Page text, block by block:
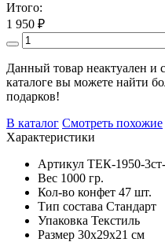
Итого:
1 950 ₽
Данный товар неактуален и
каталоге вы можете найти
подарков!
В каталог Смотреть похожие
Характеристики
Артикул ТЕК-1950-
Вес 1000 гр.
Кол-во конфет 47 шт.
Тип состава Стандарт
Упаковка Текстиль
Размер 30х29х21 см